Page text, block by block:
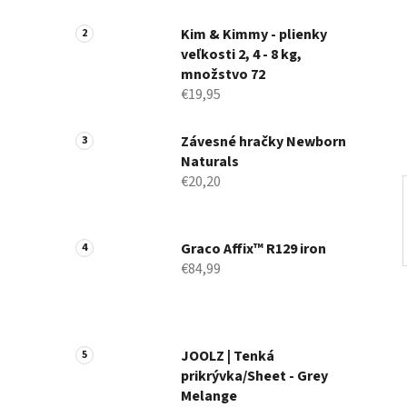
n
Kim & Kimmy - plienky
veľkosti 2, 4 - 8 kg,
množstvo 72
€19,95
Závesné hračky Newborn
Naturals
€20,20
Graco Affix™ R129 iron
€84,99
JOOLZ | Tenká
prikrývka/Sheet - Grey
Melange